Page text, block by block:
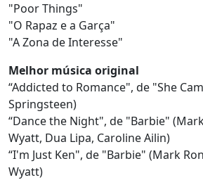
"Poor Things"
"O Rapaz e a Garça"
"A Zona de Interesse"
Melhor música original
“Addicted to Romance", de "She
Springsteen)
“Dance the Night", de "Barbie"
Wyatt, Dua Lipa, Caroline Ailin)
“I'm Just Ken", de "Barbie" (Mark
Wyatt)